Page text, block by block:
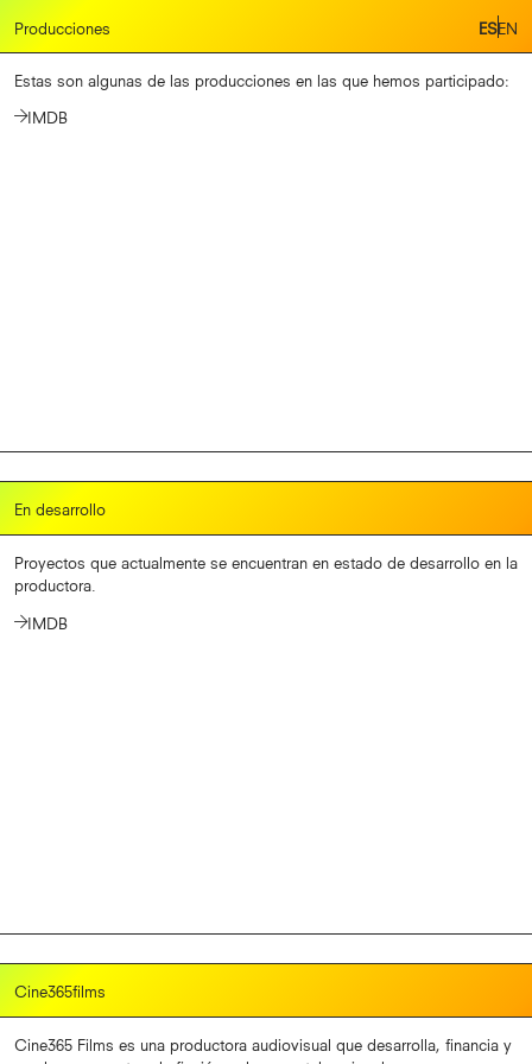
Producciones ES EN
En desarrollo
Cine365films
Cine365 Films es una productora audiovisual que desarrolla, financia y
Producciones ES EN
Estas son algunas de las producciones en las que hemos participado:
IMDB
En desarrollo
Proyectos que actualmente se encuentran en estado de desarrollo en la
productora.
IMDB